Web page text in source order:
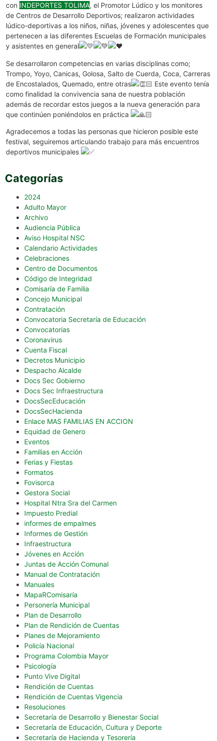
con INDEPORTES TOLIMA, el Promotor Lúdico y los monitores
de Centros de Desarrollo Deportivos; realizaron actividades
lúdico-deportivas a los niños, niñas, jóvenes y adolescentes que
pertenecen a las diferentes Escuelas de Formación municipales
y asistentes en general
Se desarrollaron competencias en varias disciplinas como;
Trompo, Yoyo, Canicas, Golosa, Salto de Cuerda, Coca, Carreras
de Encostalados, Quemado, entre otras
Este evento tenía
como finalidad la convivencia sana de nuestra población
además de recordar estos juegos a la nueva generación para
que continúen poniéndolos en práctica
Agradecemos a todas las personas que hicieron posible este
festival, seguiremos articulando trabajo para más encuentros
deportivos municipales
Categorías
2024
Adulto Mayor
Archivo
Audiencia Pública
Aviso Hospital NSC
Calendario Actividades
Celebraciones
Centro de Documentos
Código de Integridad
Comisaría de Familia
Concejo Municipal
Contratación
Convocatoria Secretaría de Educación
Convocatorias
Coronavirus
Cuenta Fiscal
Decretos Municipio
Despacho Alcalde
Docs Sec Gobierno
Docs Sec Infraestructura
DocsSecEducación
DocsSecHacienda
Enlace MAS FAMILIAS EN ACCION
Equidad de Genero
Eventos
Familias en Acción
Ferias y Fiestas
Formatos
Fovisorca
Gestora Social
Hospital Ntra Sra del Carmen
Impuesto Predial
informes de empalmes
Informes de Gestión
Infraestructura
Jóvenes en Acción
Juntas de Acción Comunal
Manual de Contratación
Manuales
MapaRComisaría
Personería Municipal
Plan de Desarrollo
Plan de Rendición de Cuentas
Planes de Mejoramiento
Policía Nacional
Programa Colombia Mayor
Psicología
Punto Vive Digital
Rendición de Cuentas
Rendición de Cuentas Vigencia
Resoluciones
Secretaría de Desarrollo y Bienestar Social
Secretaría de Educación, Cultura y Deporte
Secretaría de Hacienda y Tesorería